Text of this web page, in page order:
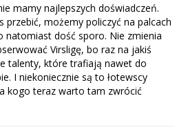
mamy najlepszych doświadczeń.
przebić, możemy policzyć na palcach
natomiast dość sporo. Nie zmienia
Virsligę, bo raz na jakiś
talenty, które trafiają nawet do
I niekoniecznie są to łotewscy
kogo teraz warto tam zwrócić